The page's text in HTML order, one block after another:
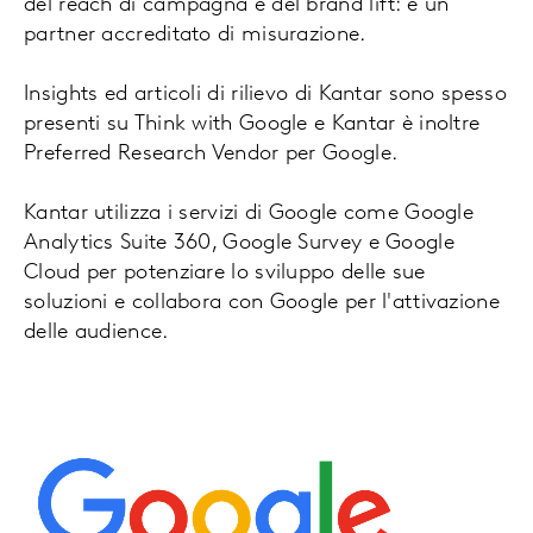
del reach di campagna e del brand lift: è un
partner accreditato di misurazione.
Insights ed articoli di rilievo di Kantar sono spesso
presenti su Think with Google e Kantar è inoltre
Preferred Research Vendor per Google.
Kantar utilizza i servizi di Google come Google
Analytics Suite 360, Google Survey e Google
Cloud per potenziare lo sviluppo delle sue
soluzioni e collabora con Google per l'attivazione
delle audience.